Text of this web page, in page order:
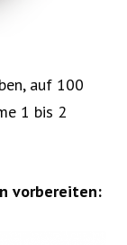
auf 100
1 bis 2
vorbereiten: